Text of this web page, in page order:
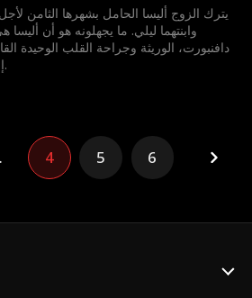
يترك الزوج أليسا الحامل بشهرها الثامن
وابنتهما ليلي. ما يجهلونه هو أن
دافنبورت، الوريثة وجراحة القلب الوحيدة
إنقاذ ليلي.
4 5 6